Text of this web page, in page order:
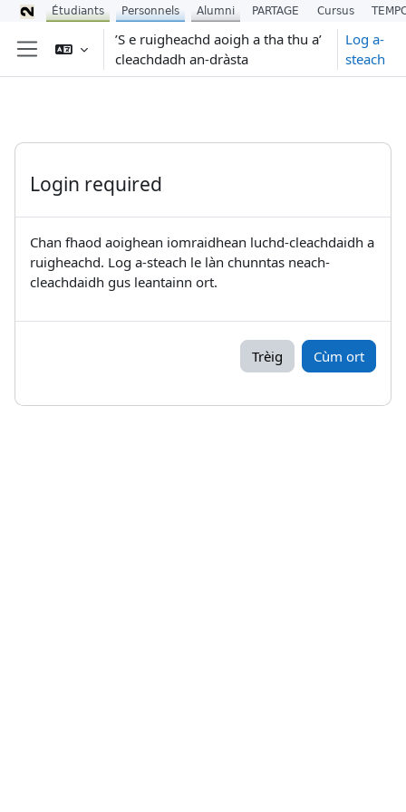
Leum air adhart chun phrìomh shusbaint
Pannal taoibh
’S e ruigheachd aoigh a tha thu a’
cleachdadh an-dràsta
Log a-
steach
Login required
Chan fhaod aoighean iomraidhean luchd-cleachdaidh a
ruigheachd. Log a-steach le làn chunntas neach-
cleachdaidh gus leantainn ort.
Trèig Cùm ort
Étudiants Personnels Alumni PARTAGE Cursus